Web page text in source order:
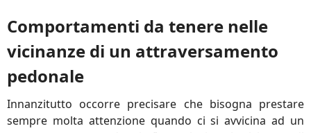
Comportamenti da tenere nelle
vicinanze di un attraversamento
pedonale
Innanzitutto occorre precisare che bisogna prestare
sempre molta attenzione quando ci si avvicina ad un